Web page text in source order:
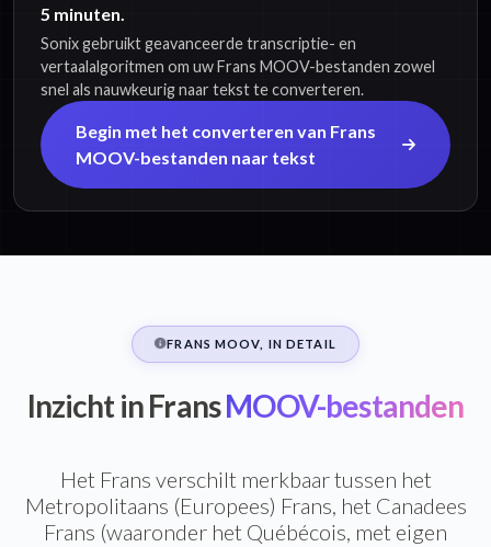
5 minuten.
Sonix gebruikt geavanceerde transcriptie- en
vertaalalgoritmen om uw Frans MOOV-bestanden zowel
snel als nauwkeurig naar tekst te converteren.
Begin met het converteren van Frans
MOOV-bestanden naar tekst
FRANS MOOV, IN DETAIL
Inzicht in FransMOOV-bestanden
Het Frans verschilt merkbaar tussen het
Metropolitaans (Europees) Frans, het Canadees
Frans (waaronder het Québécois, met eigen